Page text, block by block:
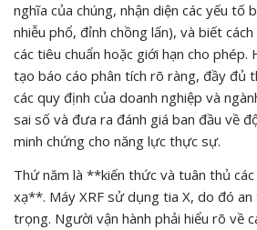
nghĩa của chúng, nhận diện các yếu tố
nhiễu phổ, đỉnh chồng lấn), và biết
các tiêu chuẩn hoặc giới hạn cho phép.
tạo báo cáo phân tích rõ ràng, đầy đủ
các quy định của doanh nghiệp và
sai số và đưa ra đánh giá ban đầu về
minh chứng cho năng lực thực sự.
Thứ năm là **kiến thức và tuân thủ
xạ**. Máy XRF sử dụng tia X, do đó
trọng. Người vận hành phải hiểu rõ về